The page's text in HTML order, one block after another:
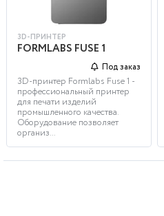
3D-ПРИНТЕР
FORMLABS FUSE 1
Под заказ
3D-принтер Formlabs Fuse 1 -
профессиональный принтер
для печати изделий
промышленного качества.
Оборудование позволяет
организ...